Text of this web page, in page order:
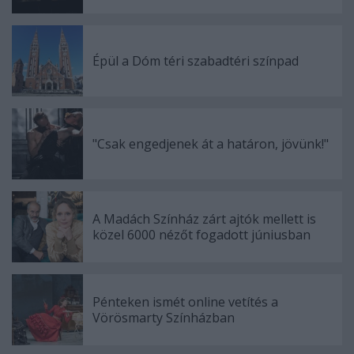
Épül a Dóm téri szabadtéri színpad
"Csak engedjenek át a határon, jövünk!"
A Madách Színház zárt ajtók mellett is
közel 6000 nézőt fogadott júniusban
Pénteken ismét online vetítés a
Vörösmarty Színházban